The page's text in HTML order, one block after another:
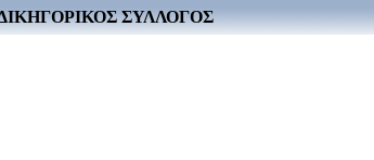
ΣΥΛΛΟΓΟΣ